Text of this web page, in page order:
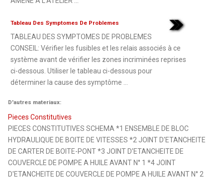
Tableau Des Symptomes De Problemes
TABLEAU DES SYMPTOMES DE PROBLEMES
CONSEIL: Vérifier les fusibles et les relais associés à ce
système avant de vérifier les zones incriminées reprises
ci-dessous. Utiliser le tableau ci-dessous pour
déterminer la cause des symptôme ...
D'autres materiaux:
Pieces Constitutives
PIECES CONSTITUTIVES SCHEMA *1 ENSEMBLE DE BLOC
HYDRAULIQUE DE BOITE DE VITESSES *2 JOINT D'ETANCHEITE
DE CARTER DE BOITE-PONT *3 JOINT D'ETANCHEITE DE
COUVERCLE DE POMPE A HUILE AVANT N° 1 *4 JOINT
D'ETANCHEITE DE COUVERCLE DE POMPE A HUILE AVANT N° 2